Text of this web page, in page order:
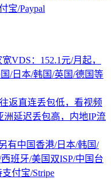
宝/Paypal
VDS：152.1元/月起，
/日本/韩国/英国/德国等
返直连丢包低，看视频
洲延迟丢包高，内地IP流
有中国香港/日本/韩国/
班牙/美国双ISP/中国台
付宝/Stripe